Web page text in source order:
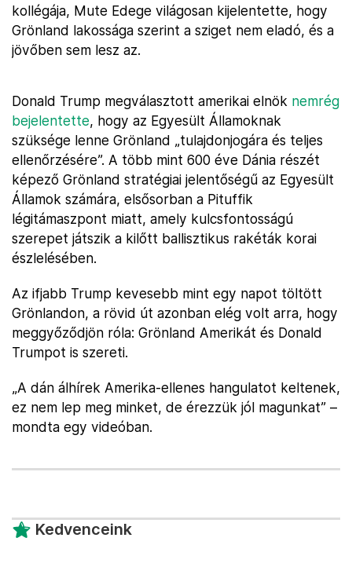
kollégája, Mute Edege világosan kijelentette, hogy
Grönland lakossága szerint a sziget nem eladó, és a
jövőben sem lesz az.
Donald Trump megválasztott amerikai elnök nemrég
bejelentette, hogy az Egyesült Államoknak
szüksége lenne Grönland „tulajdonjogára és teljes
ellenőrzésére”. A több mint 600 éve Dánia részét
képező Grönland stratégiai jelentőségű az Egyesült
Államok számára, elsősorban a Pituffik
légitámaszpont miatt, amely kulcsfontosságú
szerepet játszik a kilőtt ballisztikus rakéták korai
észlelésében.
Az ifjabb Trump kevesebb mint egy napot töltött
Grönlandon, a rövid út azonban elég volt arra, hogy
meggyőződjön róla: Grönland Amerikát és Donald
Trumpot is szereti.
„A dán álhírek Amerika-ellenes hangulatot keltenek,
ez nem lep meg minket, de érezzük jól magunkat” –
mondta egy videóban.
Kedvenceink